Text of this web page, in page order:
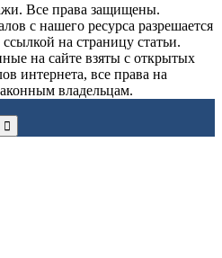
Все права защищены.
с нашего ресурса разрешается
на страницу статьи.
на сайте взяты с открытых
интернета, все права на
владельцам.